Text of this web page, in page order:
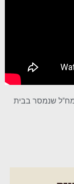
שנמסר בבית